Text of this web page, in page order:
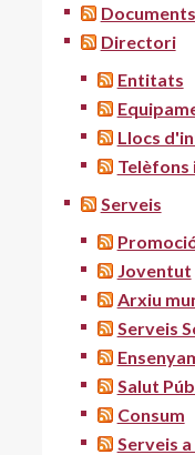
Directori
Entitats
Llocs
Telèfons
Serveis
Joventut
Arxiu
Serveis
Salut
Consum
Serveis